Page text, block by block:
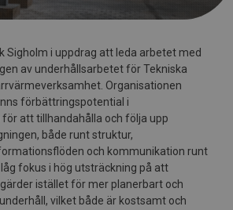
Sigholm i uppdrag att leda arbetet med
av underhållsarbetet för Tekniska
Organisationen
förbättringspotential i
att tillhandahålla och följa upp
både runt struktur,
och kommunikation runt
fokus i hög utsträckning på att
istället för mer planerbart och
vilket både är kostsamt och